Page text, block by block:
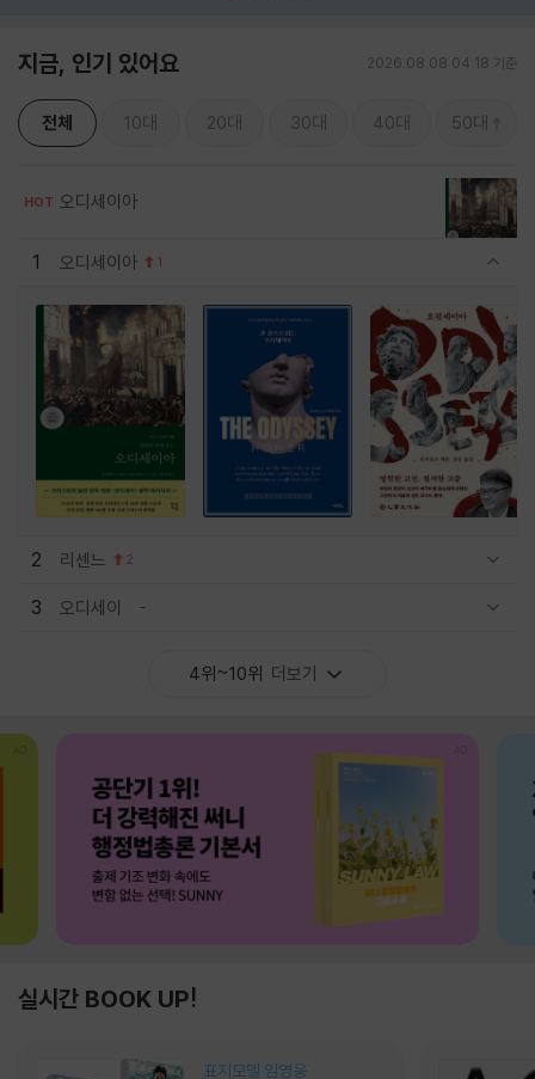
지금, 인기 있어요 2026.08.08 04:18 기준
전체 10대 20대 30대 40대 50대
HOT 오디세이아
1 오디세이아 1
2 리센느 2
3 오디세이
4위~10위 더보기
실시간 BOOK UP!
표지모델 임영웅